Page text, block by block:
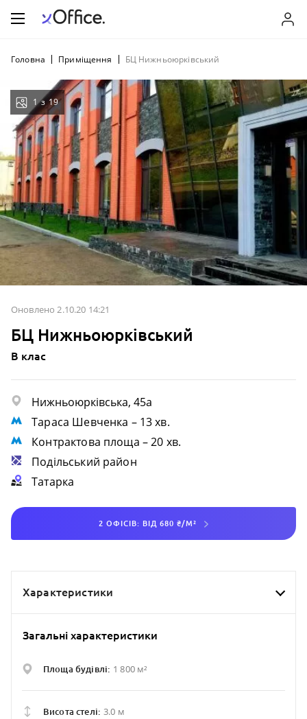
Головна Приміщення БЦ Нижньоюрківський
Оновлено 2.10.20 14:21
БЦ Нижньоюрківський
B клас
Нижньоюрківська, 45а
Тараса Шевченка – 13 хв.
Контрактова площа – 20 хв.
Подільський район
Татарка
2 ОФІСІВ: ВІД 680 ₴/М²
1 з 19
Характеристики
Загальні характеристики
Площа будівлі: 1 800 м²
Висота стелі: 3.0 м